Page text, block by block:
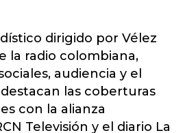
dirigido por Vélez
la radio colombiana,
audiencia y el
las coberturas
con la alianza
Televisión y el diario La